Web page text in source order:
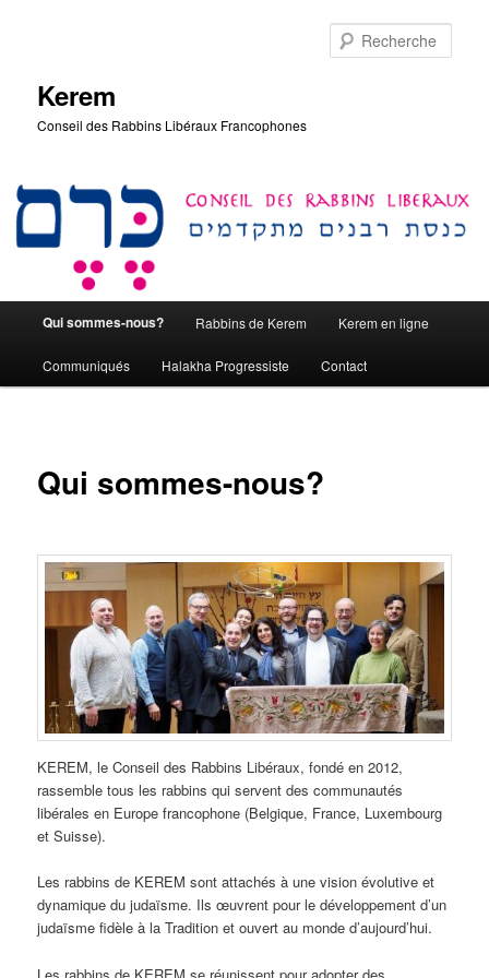
Kerem
Conseil des Rabbins Libéraux Francophones
Qui sommes-nous? Rabbins de Kerem Kerem en ligne
Communiqués Halakha Progressiste Contact
Qui sommes-nous?
KEREM, le Conseil des Rabbins Libéraux, fondé en 2012,
rassemble tous les rabbins qui servent des communautés
libérales en Europe francophone (Belgique, France, Luxembourg
et Suisse).
Les rabbins de KEREM sont attachés à une vision évolutive et
dynamique du judaïsme. Ils œuvrent pour le développement d’un
judaïsme fidèle à la Tradition et ouvert au monde d’aujourd’hui.
Les rabbins de KEREM se réunissent pour adopter des